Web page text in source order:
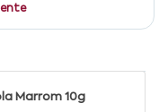
Marrom 10g